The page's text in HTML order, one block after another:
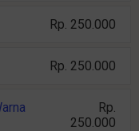
Rp. 250.000
Rp. 250.000
Rp.
250.000